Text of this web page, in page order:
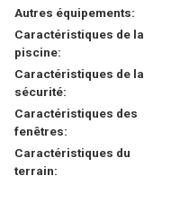
Autres équipements:
Caractéristiques de la
piscine:
Caractéristiques de la
sécurité:
Caractéristiques des
fenêtres:
Caractéristiques du
terrain: